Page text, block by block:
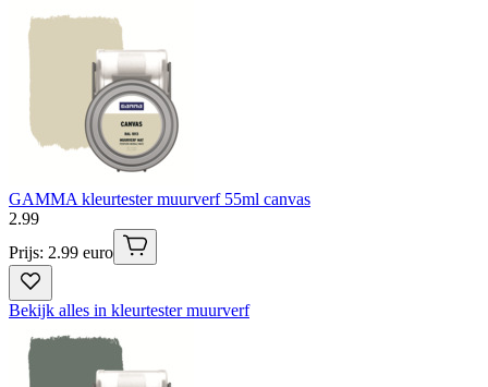
GAMMA kleurtester muurverf 55ml canvas
2.99
Prijs: 2.99 euro
Bekijk alles in kleurtester muurverf